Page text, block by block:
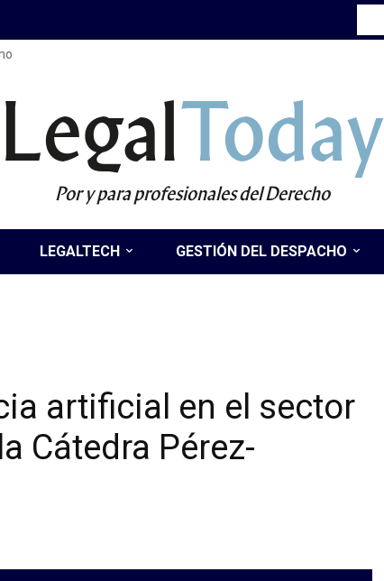
LegalToday
Por y para profesionales del Derecho
LEGALTECH GESTIÓN DEL DESPACHO
artificial en el sector
Cátedra Pérez-